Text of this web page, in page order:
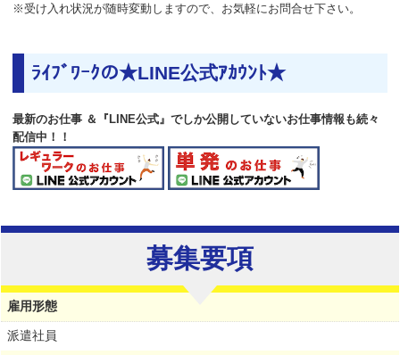
※受け入れ状況が随時変動しますので、お気軽にお問合せ下さい。
ﾗｲﾌﾞﾜｰｸの★LINE公式ｱｶｳﾝﾄ★
最新のお仕事 ＆『LINE公式』でしか公開していないお仕事情報も続々
配信中！！
募集要項
雇用形態
派遣社員